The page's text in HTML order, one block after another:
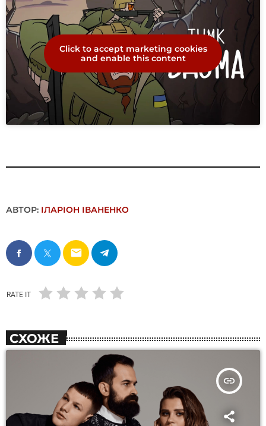
Click to accept marketing cookies
and enable this content
АВТОР: ІЛАРІОН ІВАНЕНКО
email
RATE IT
СХОЖЕ
insert_link